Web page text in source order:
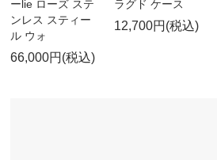
ーlie ローズ ステ
ンレス スティー
ル ウォ
66,000円(税込)
ラグド ケース
12,700円(税込)